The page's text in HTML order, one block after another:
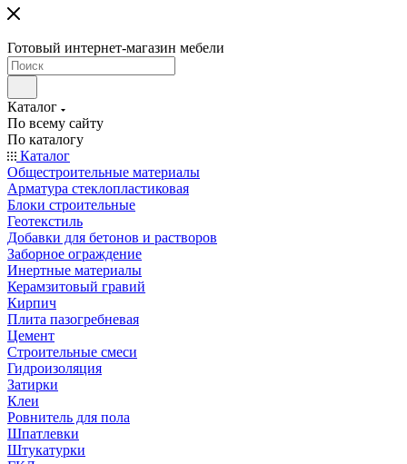
Готовый интернет-магазин мебели
Каталог
По всему сайту
По каталогу
Каталог
Общестроительные материалы
Арматура стеклопластиковая
Блоки строительные
Геотекстиль
Добавки для бетонов и растворов
Заборное ограждение
Инертные материалы
Керамзитовый гравий
Кирпич
Плита пазогребневая
Цемент
Строительные смеси
Гидроизоляция
Затирки
Клеи
Ровнитель для пола
Шпатлевки
Штукатурки